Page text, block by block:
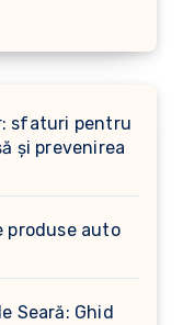
sfaturi pentru
și prevenirea
produse auto
Seară: Ghid